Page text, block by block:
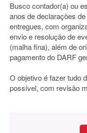
Busco contador(a) ou
anos de declarações
entregues, com
envio e resolução de
(malha fina), além de
pagamento do DARF
O objetivo é fazer tudo
possível, com revisão